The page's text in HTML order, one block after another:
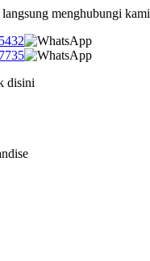
menghubungi kami
disini